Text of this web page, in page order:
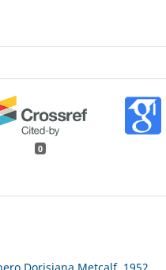
0
Dorisiana Metcalf, 1952